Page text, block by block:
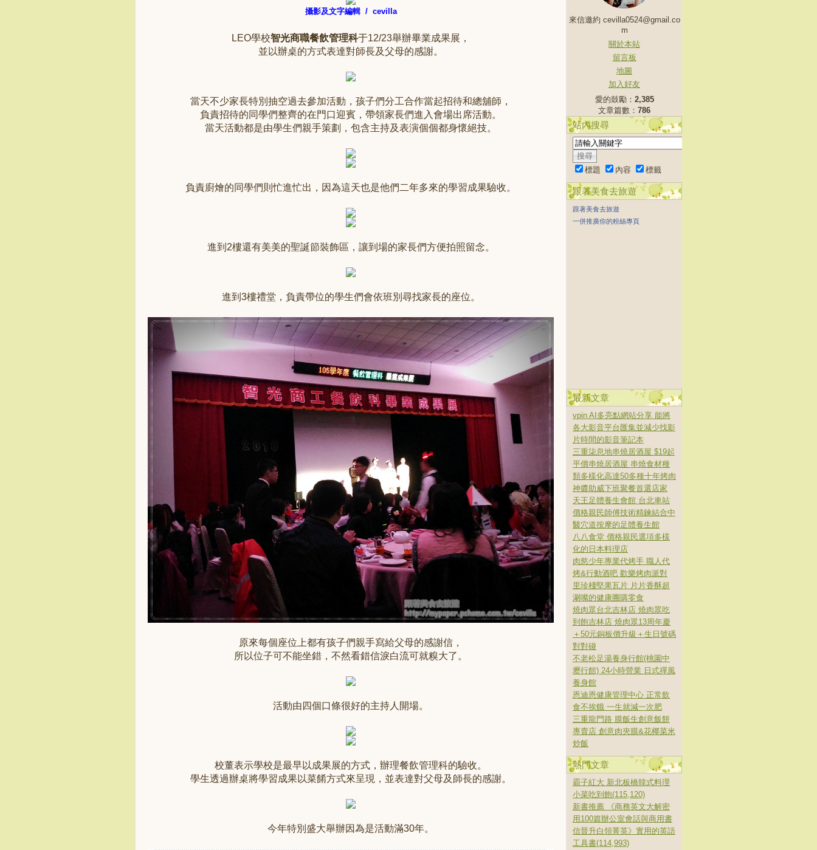
攝影及文字編輯 / cevilla
LEO學校智光商職餐飲管理科于12/23舉辦畢業成果展，
並以辦桌的方式表達對師長及父母的感謝。
當天不少家長特別抽空過去參加活動，孩子們分工合作當起招待和總舖師，
負責招待的同學們整齊的在門口迎賓，帶領家長們進入會場出席活動。
當天活動都是由學生們親手策劃，包含主持及表演個個都身懷絕技。
負責廚燴的同學們則忙進忙出，因為這天也是他們二年多來的學習成果驗收。
進到2樓還有美美的聖誕節裝飾區，讓到場的家長們方便拍照留念。
進到3樓禮堂，負責帶位的學生們會依班別尋找家長的座位。
原來每個座位上都有孩子們親手寫給父母的感謝信，
所以位子可不能坐錯，不然看錯信淚白流可就糗大了。
活動由四個口條很好的主持人開場。
校董表示學校是最早以 成果展的方式，辦理餐飲管理科的驗收。
學生透過辦桌將學習成果以菜餚方式來呈現，並表達對父母及師長的感謝。
今年特別 盛大舉辦因為是活動滿30年。
來信邀約 cevilla0524@gmail.co
m
關於本站
留言板
地圖
加入好友
愛的鼓勵： 2,385
文章篇數： 786
站內搜尋
標題 內容 標籤
跟著美食去旅遊
跟著美食去旅遊
一併推廣你的粉絲專頁
最新文章
vpin AI多亮點網站分享 能將
各大影音平台匯集並減少找影
片時間的影音筆記本
三重柒息地串燒居酒屋 $19起
平價串燒居酒屋 串燒食材種
類多樣化高達50多種十年烤肉
神醬助威下班聚餐首選店家
天王足體養生會館 台北車站
價格親民師傅技術精鍊結合中
醫穴道按摩的足體養生館
八八食堂 價格親民選項多樣
化的日本料理店
肉慾少年專業代烤手 職人代
烤&行動酒吧 歡樂烤肉派對
里珍棧堅果瓦片 片片香酥超
涮嘴的健康團購零食
燒肉眾台北吉林店 燒肉眾吃
到飽吉林店 燒肉眾13周年慶
＋50元銅板價升級＋生日號碼
對對碰
不老松足湯養身行館(桃園中
壢行館) 24小時營業 日式禪風
養身館
恩迪恩健康管理中心 正常飲
食不挨餓 一生就減一次肥
三重龍門路 膜飯生創意飯餅
專賣店 創意肉夾膜&花椰菜米
炒飯
熱門文章
霸子紅大 新北板橋韓式料理
小菜吃到飽(115,120)
新書推薦 《商務英文大解密
用100篇辦公室會話與商用書
信晉升白領菁英》實用的英語
工具書(114,993)